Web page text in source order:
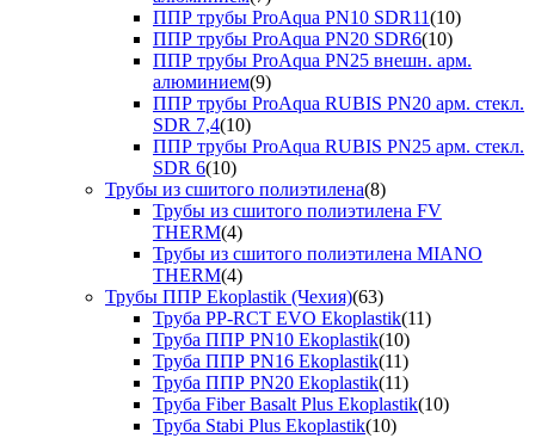
ППР трубы ProAqua PN10 SDR11(10)
ППР трубы ProAqua PN20 SDR6(10)
ППР трубы ProAqua PN25 внешн. арм.
алюминием(9)
ППР трубы ProAqua RUBIS PN20 арм. стекл.
SDR 7,4(10)
ППР трубы ProAqua RUBIS PN25 арм. стекл.
SDR 6(10)
Трубы из сшитого полиэтилена(8)
Трубы из сшитого полиэтилена FV
THERM(4)
Трубы из сшитого полиэтилена MIANO
THERM(4)
Трубы ППР Ekoplastik (Чехия)(63)
Труба PP-RCT EVO Ekoplastik(11)
Труба ППР PN10 Ekoplastik(10)
Труба ППР PN16 Ekoplastik(11)
Труба ППР PN20 Ekoplastik(11)
Труба Fiber Basalt Plus Ekoplastik(10)
Труба Stabi Plus Ekoplastik(10)